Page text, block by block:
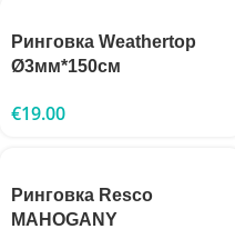
Ринговка Weathertop
Ø3мм*150см
€19.00
Ринговка Resco
MAHOGANY